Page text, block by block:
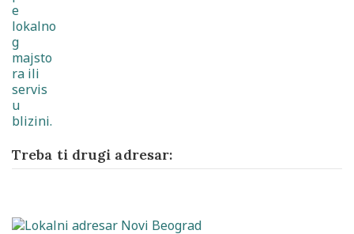
Treba ti drugi adresar: